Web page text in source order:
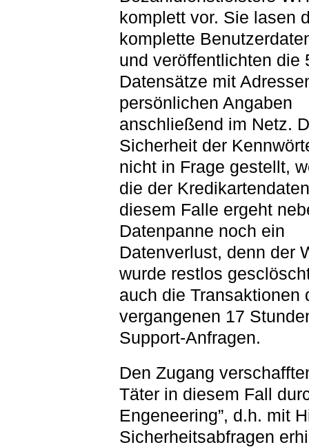
komplett vor. Sie lasen
komplette
und veröffentlichten die
Datensätze mit
persönlichen Angaben
anschließend im Netz.
Sicherheit der
nicht in Frage gestellt,
die der
diesem Falle ergeht
Datenpanne noch ein
Datenverlust, denn der
wurde restlos
auch die Transaktionen
vergangenen 17
Support-Anfragen.
Den Zugang
Täter in diesem Fall
Engeneering”, d.h. mit
Sicherheitsabfragen